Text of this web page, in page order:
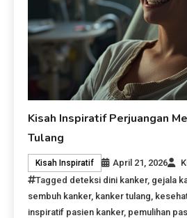
Kisah Inspiratif Perjuangan
Tulang
Kisah Inspiratif April 21, 2026
Tagged deteksi dini kanker, gejala
sembuh kanker, kanker tulang
inspiratif pasien kanker, pemulihan